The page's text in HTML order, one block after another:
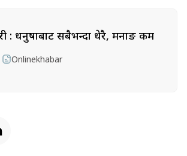
: धनुषाबाट सबैभन्दा धेरै, मनाङ कम
Onlinekhabar